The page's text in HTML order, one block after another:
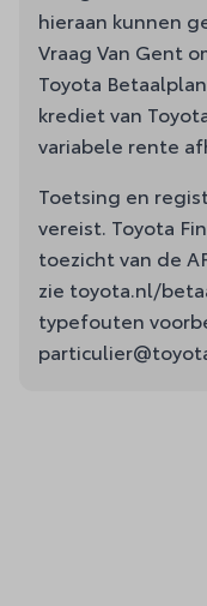
hieraan kunnen
Vraag Van Gent
Toyota
krediet van
variabele rente
Toetsing en
vereist. Toyota
toezicht van de
zie toyota.nl/
typefouten